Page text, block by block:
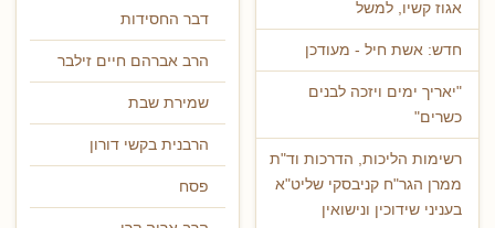
אגוז קשיו, למשל
חדש: אשת חיל - מעודכן
"יאריך ימים ויזכה לבנים
כשרים"
רשימות הליכות, הדרכות וד"ת
ממרן הגר"ח קניבסקי שליט"א
בעניני שידוכין ונישואין
דבר החסידות
הרב אברהם חיים זילבר
שמירת שבת
הרבנית בקשי דורון
פסח